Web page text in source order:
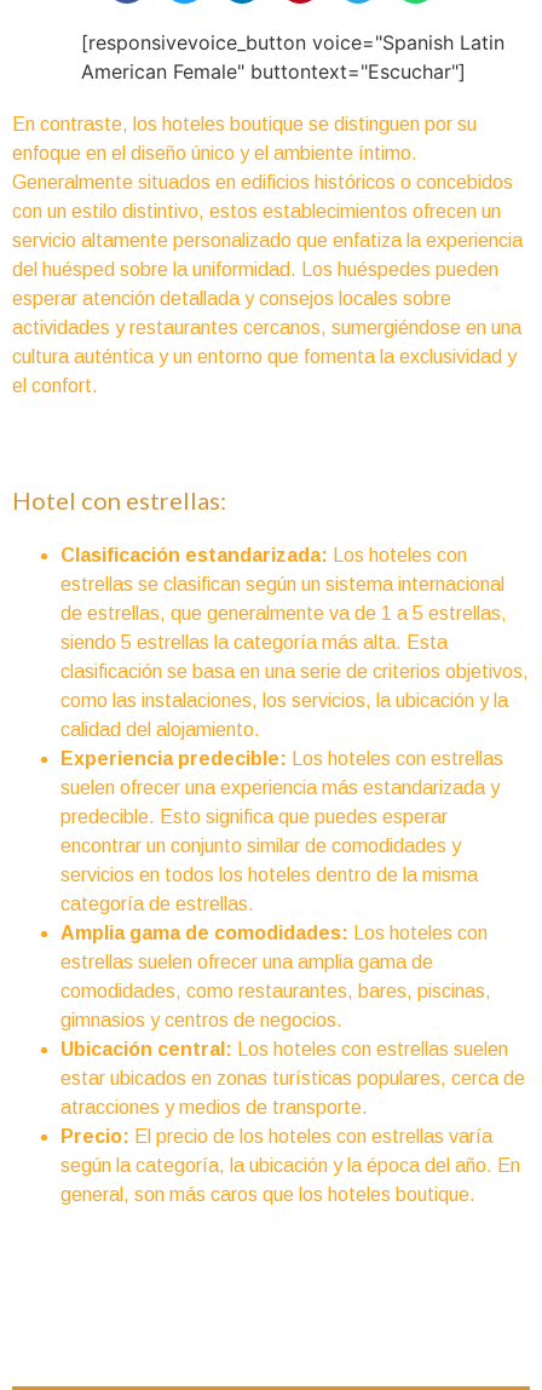
[responsivevoice_button voice="Spanish Latin
American Female" buttontext="Escuchar"]
En contraste, los hoteles boutique se distinguen por su
enfoque en el diseño único y el ambiente íntimo.
Generalmente situados en edificios históricos o concebidos
con un estilo distintivo, estos establecimientos ofrecen un
servicio altamente personalizado que enfatiza la experiencia
del huésped sobre la uniformidad. Los huéspedes pueden
esperar atención detallada y consejos locales sobre
actividades y restaurantes cercanos, sumergiéndose en una
cultura auténtica y un entorno que fomenta la exclusividad y
el confort.
Hotel con estrellas:
Clasificación estandarizada: Los hoteles con
estrellas se clasifican según un sistema internacional
de estrellas, que generalmente va de 1 a 5 estrellas,
siendo 5 estrellas la categoría más alta. Esta
clasificación se basa en una serie de criterios objetivos,
como las instalaciones, los servicios, la ubicación y la
calidad del alojamiento.
Experiencia predecible: Los hoteles con estrellas
suelen ofrecer una experiencia más estandarizada y
predecible. Esto significa que puedes esperar
encontrar un conjunto similar de comodidades y
servicios en todos los hoteles dentro de la misma
categoría de estrellas.
Amplia gama de comodidades: Los hoteles con
estrellas suelen ofrecer una amplia gama de
comodidades, como restaurantes, bares, piscinas,
gimnasios y centros de negocios.
Ubicación central: Los hoteles con estrellas suelen
estar ubicados en zonas turísticas populares, cerca de
atracciones y medios de transporte.
Precio: El precio de los hoteles con estrellas varía
según la categoría, la ubicación y la época del año. En
general, son más caros que los hoteles boutique.